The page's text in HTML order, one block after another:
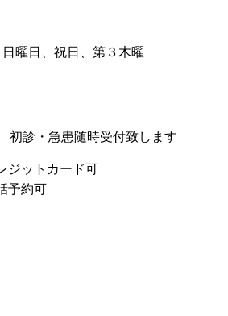
曜日、祝日、第３木曜
初診・急患随時受付致します
ジットカード可
予約可